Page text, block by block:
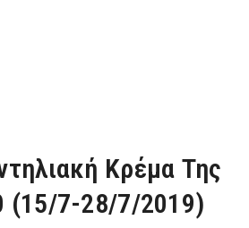
Κρέμα Της
(15/7-28/7/2019)​